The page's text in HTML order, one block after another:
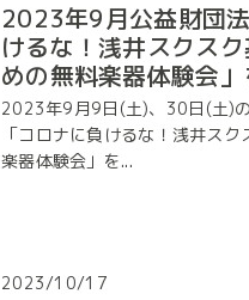
2023年9月公益財団
けるな！浅井スクス
めの無料楽器体験会」
2023年9月9日(土)、30日(土)
「コロナに負けるな！浅井ス
楽器体験会」を...
2023/10/17